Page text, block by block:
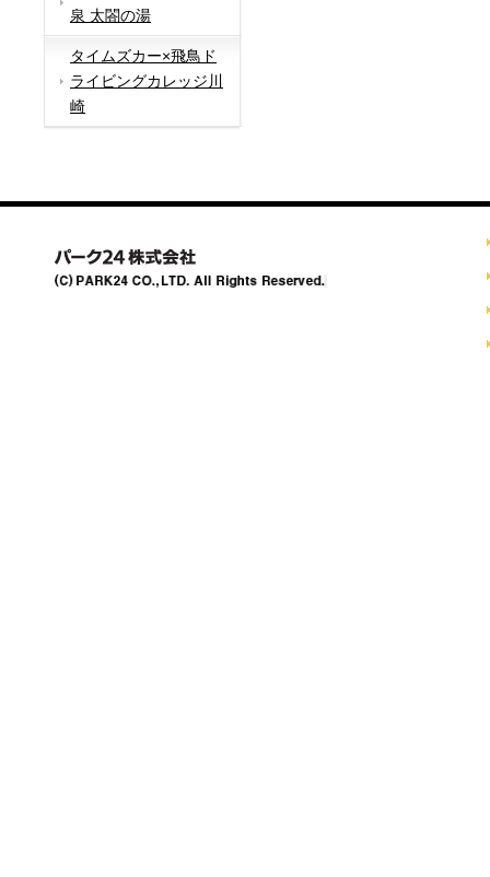
泉 太閤の湯
タイムズカー×飛鳥ド
ライビングカレッジ川
崎